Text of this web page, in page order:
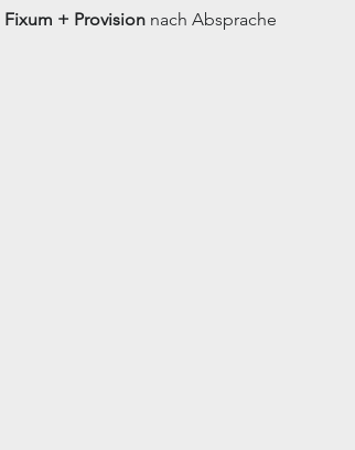
Fixum + Provision nach Absprache